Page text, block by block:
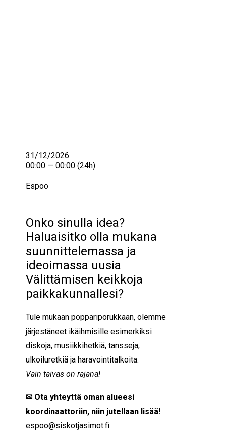
Onko sinulla idea?
Haluaisitko olla mukana
suunnittelemassa ja
ideoimassa uusia
Välittämisen keikkoja
paikkakunnallesi?
Tule mukaan poppariporukkaan, olemme
järjestäneet ikäihmisille esimerkiksi
diskoja, musiikkihetkiä, tansseja,
ulkoiluretkiä ja haravointitalkoita.
Vain taivas on rajana!
✉ Ota yhteyttä oman alueesi
koordinaattoriin, niin jutellaan lisää!
espoo@siskotjasimot.fi
31/12/2026
00:00 — 00:00 (24h)
Espoo